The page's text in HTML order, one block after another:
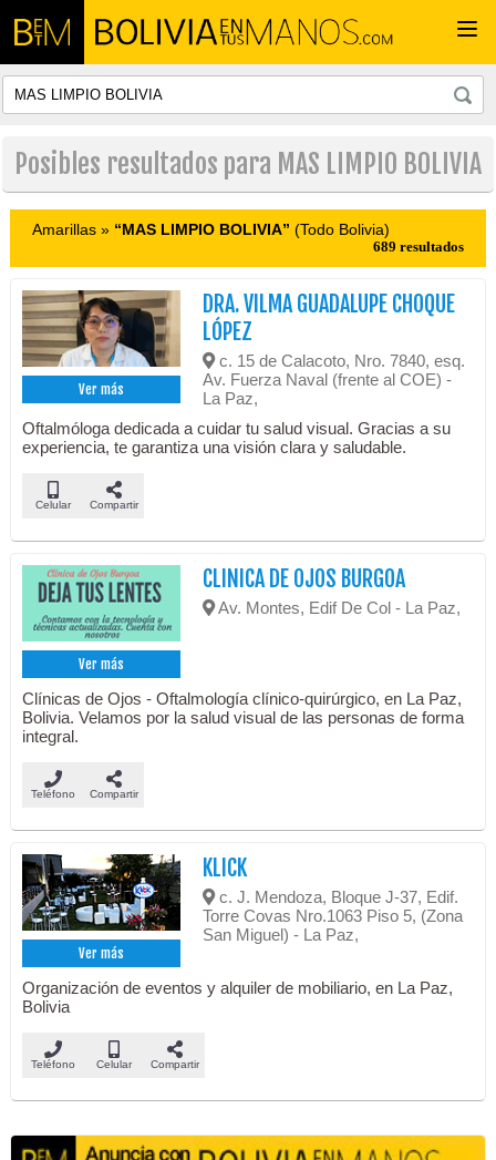
Posibles resultados para MAS LIMPIO BOLIVIA
Amarillas » “MAS LIMPIO BOLIVIA” (Todo Bolivia)
689 resultados
Ver más
DRA. VILMA GUADALUPE CHOQUE
LÓPEZ
c. 15 de Calacoto, Nro. 7840, esq.
Av. Fuerza Naval (frente al COE) -
La Paz,
Oftalmóloga dedicada a cuidar tu salud visual. Gracias a su
experiencia, te garantiza una visión clara y saludable.
Celular Compartir
Ver más
CLINICA DE OJOS BURGOA
Av. Montes, Edif De Col - La Paz,
Clínicas de Ojos - Oftalmología clínico-quirúrgico, en La Paz,
Bolivia. Velamos por la salud visual de las personas de forma
integral.
Teléfono Compartir
Ver más
KLICK
c. J. Mendoza, Bloque J-37, Edif.
Torre Covas Nro.1063 Piso 5, (Zona
San Miguel) - La Paz,
Organización de eventos y alquiler de mobiliario, en La Paz,
Bolivia
Teléfono Celular Compartir